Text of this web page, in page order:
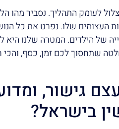
לעומק התהליך. נסביר מהו
העצומים שלו. נפרט את כל
של הילדים. המטרה שלנו
שתחסוך לכם זמן, כסף,
גישור,
בישראל?